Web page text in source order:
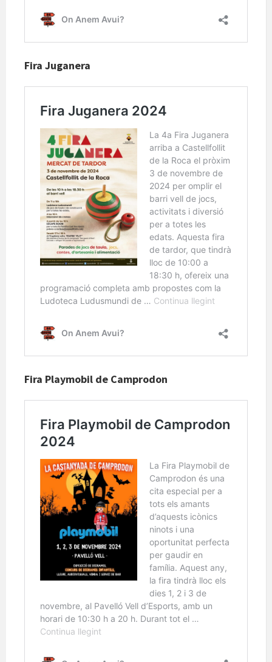
Fira Juganera
Fira Playmobil de Camprodon